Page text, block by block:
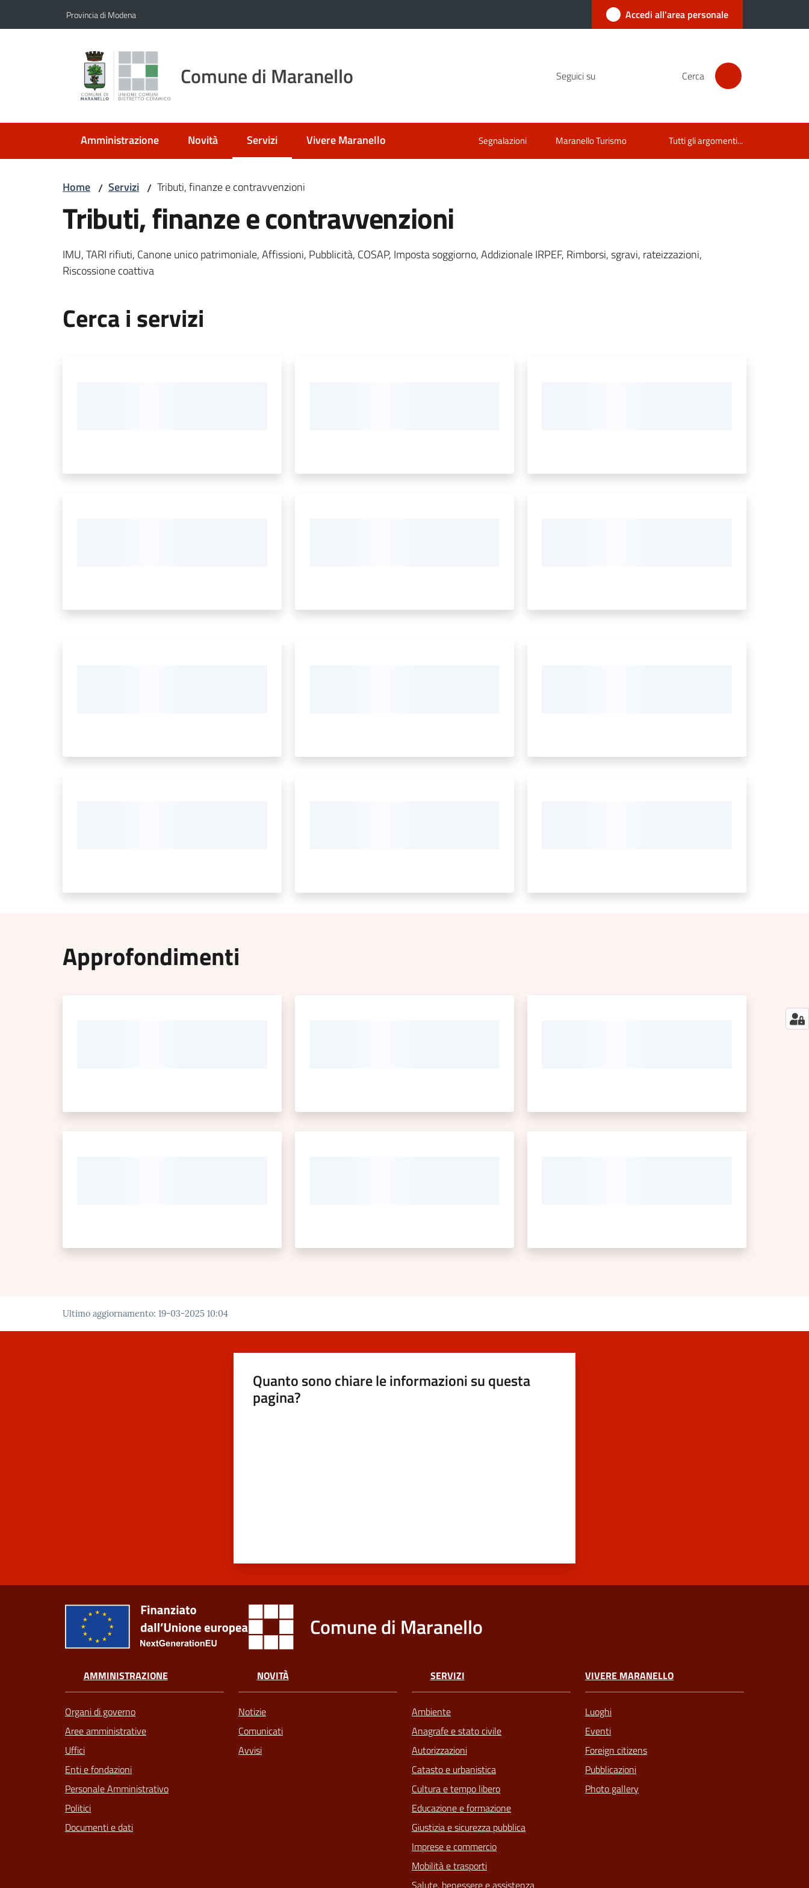
Provincia di Modena Accedi all'area personale
Comune di Maranello Seguici su Cerca
Amministrazione Novità Servizi
Menu selezionatoVivere Maranello Segnalazioni Maranello Turismo Tutti gli argomenti...
Home / Servizi / Tributi, finanze e contravvenzioni
Tributi, finanze e contravvenzioni
IMU, TARI rifiuti, Canone unico patrimoniale, Affissioni, Pubblicità, COSAP, Imposta soggiorno, Addizionale IRPEF, Rimborsi, sgravi, rateizzazioni,
Riscossione coattiva
Cerca i servizi
Approfondimenti
Ultimo aggiornamento: 19-03-2025 10:04
Quanto sono chiare le informazioni su questa
pagina?
Comune di Maranello
AMMINISTRAZIONE
Organi di governo
Aree amministrative
Uffici
Enti e fondazioni
Personale Amministrativo
Politici
Documenti e dati
NOVITÀ
Notizie
Comunicati
Avvisi
SERVIZI
Ambiente
Anagrafe e stato civile
Autorizzazioni
Catasto e urbanistica
Cultura e tempo libero
Educazione e formazione
Giustizia e sicurezza pubblica
Imprese e commercio
Mobilità e trasporti
VIVERE MARANELLO
Luoghi
Eventi
Foreign citizens
Pubblicazioni
Photo gallery